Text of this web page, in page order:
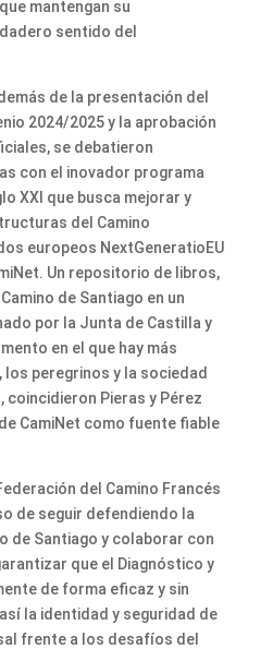
mantengan su
sentido del
de la presentación del
2024/2025 y la aprobación
se debatieron
con el inovador programa
XXI que busca mejorar y
del Camino
europeos NextGeneratioEU
Un repositorio de libros,
de Santiago en un
por la Junta de Castilla y
en el que hay más
peregrinos y la sociedad
Pieras y Pérez
CamiNet como fuente fiable
del Camino Francés
de seguir defendiendo la
de Santiago y colaborar con
que el Diagnóstico y
de forma eficaz y sin
la identidad y seguridad de
frente a los desafíos del